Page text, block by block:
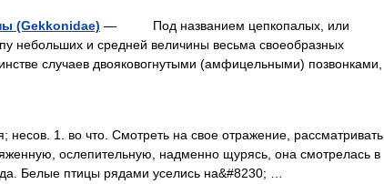
(Gekkonidae) — Под названием цепкопалых, или
небольших и средней величины весьма своеобразных
случаев двояковогнутыми (амфицельными) позвонками,
1. во что. Смотреть на свое отражение, рассматривать
ослепительную, надменно щурясь, она смотрелась в
Белые птицы рядами уселись на&#8230; …